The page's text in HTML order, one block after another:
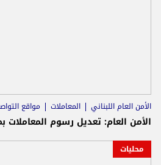
الأمن العام اللبناني المعاملات مواقع
الأمن العام: تعديل رسوم المعاملات
محليات